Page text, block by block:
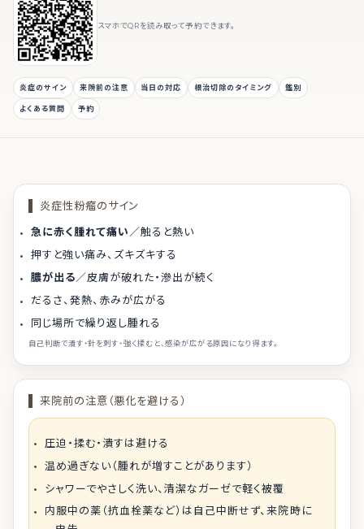
スマホでQRを読み取って予約できます。
炎症のサイン 来院前の注意 当日の対応 根治切除のタイミング 鑑別
よくある質問 予約
炎症性粉瘤のサイン
急に赤く腫れて痛い／触ると熱い
押すと強い痛み、ズキズキする
膿が出る／皮膚が破れた・滲出が続く
だるさ、発熱、赤みが広がる
同じ場所で繰り返し腫れる
自己判断で潰す・針を刺す・強く揉むと、感染が広がる原因になり得ます。
来院前の注意（悪化を避ける）
圧迫・揉む・潰すは避ける
温め過ぎない（腫れが増すことがあります）
シャワーでやさしく洗い、清潔なガーゼで軽く被覆
内服中の薬（抗血栓薬など）は自己中断せず、来院時に